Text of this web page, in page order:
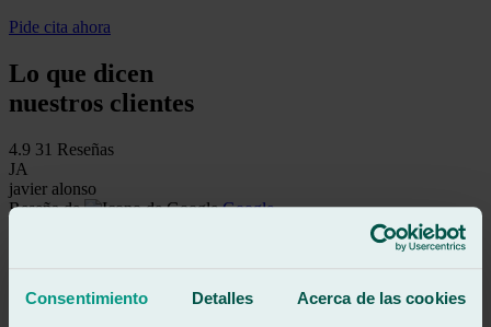
Consentimiento Detalles Acerca de las cookies
Pide cita ahora
Lo que dicen
nuestros clientes
4.9 31 Reseñas
JA
javier alonso
Reseña de
Google